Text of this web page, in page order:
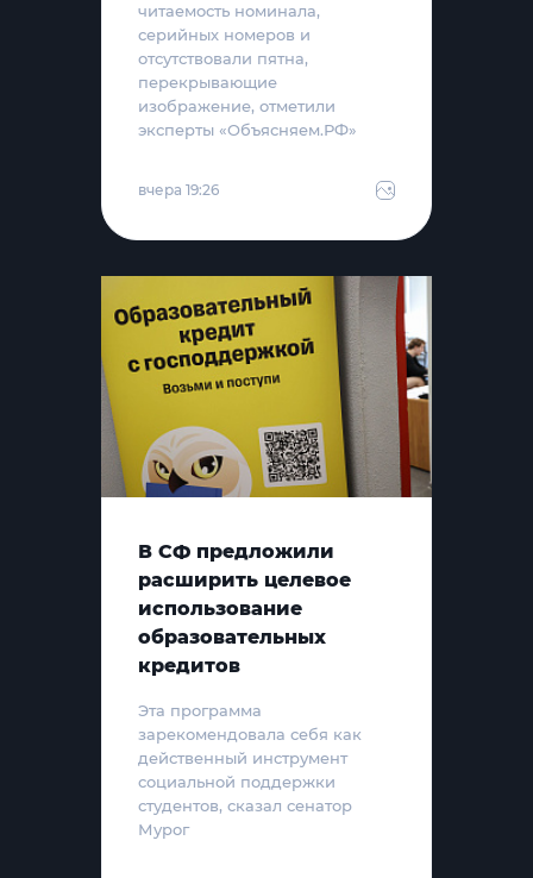
читаемость номинала,
серийных номеров и
отсутствовали пятна,
перекрывающие
изображение, отметили
эксперты «Объясняем.РФ»
вчера 19:26
В СФ предложили
расширить целевое
использование
образовательных
кредитов
Эта программа
зарекомендовала себя как
действенный инструмент
социальной поддержки
студентов, сказал сенатор
Мурог